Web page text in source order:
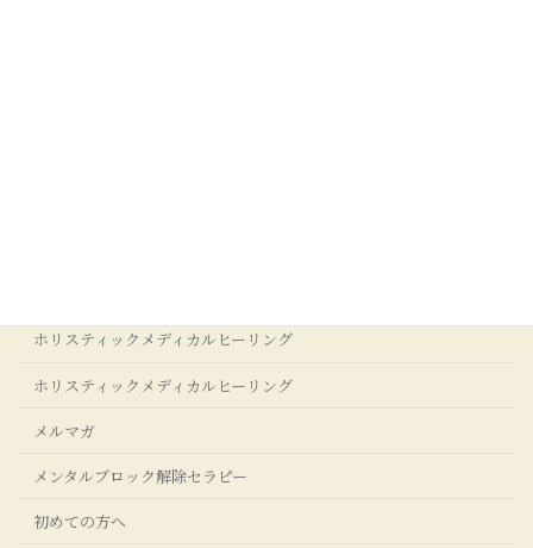
ホリスティックメディカルヒーリング
ホリスティックメディカルヒーリング
メルマガ
メンタルブロック解除セラピー
初めての方へ